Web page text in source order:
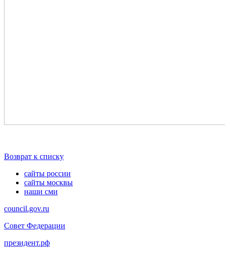
Возврат к списку
сайты россии
сайты москвы
наши сми
council.gov.ru
Совет Федерации
президент.рф